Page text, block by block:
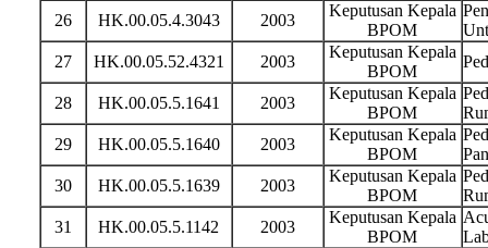
26
HK.00.05.4.3043 2003
Keputusan Kepala
BPOM
27
HK.00.05.52.4321 2003
Keputusan Kepala
BPOM
28 HK.00.05.5.1641 2003
Keputusan Kepala
BPOM
29
HK.00.05.5.1640 2003
Keputusan Kepala
BPOM
30
HK.00.05.5.1639 2003
Keputusan Kepala
BPOM
31
HK.00.05.5.1142 2003
Keputusan Kepala
BPOM